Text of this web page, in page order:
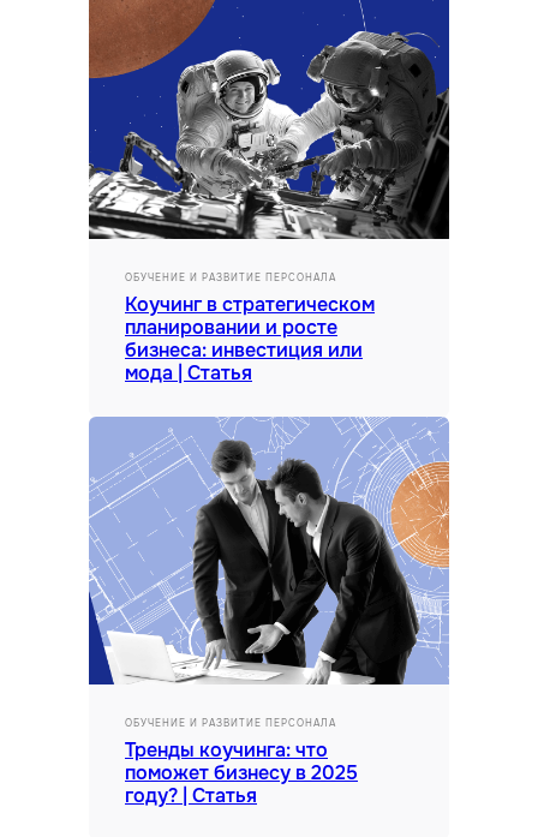
ОБУЧЕНИЕ И РАЗВИТИЕ ПЕРСОНАЛА
Коучинг в стратегическом
планировании и росте
бизнеса: инвестиция или
мода | Статья
ОБУЧЕНИЕ И РАЗВИТИЕ ПЕРСОНАЛА
Тренды коучинга: что
поможет бизнесу в 2025
году? | Статья
Обработка персональных
Лицензия на образовательную деятельность
Политика конфиденциальности